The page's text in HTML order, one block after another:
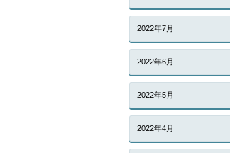
2022年7月
2022年6月
2022年5月
2022年4月